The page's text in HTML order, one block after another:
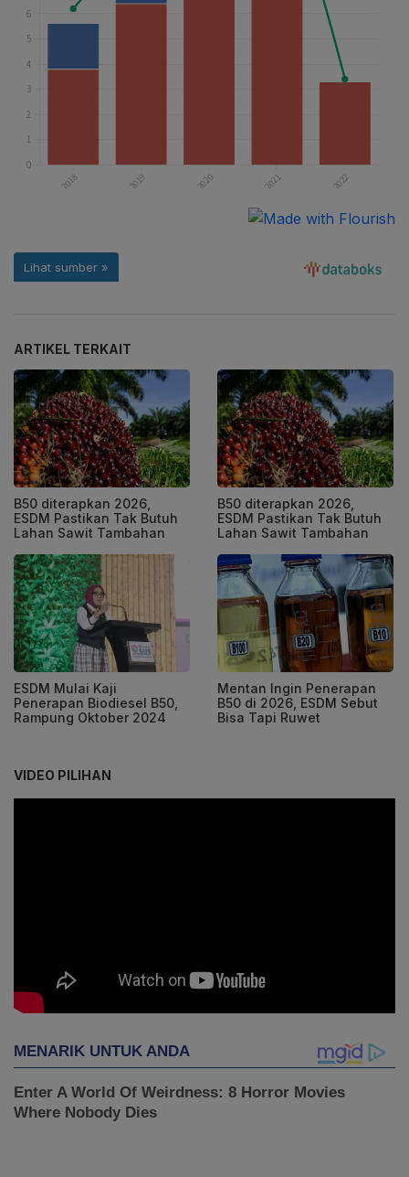
ARTIKEL TERKAIT
B50 diterapkan 2026,
ESDM Pastikan Tak Butuh
Lahan Sawit Tambahan
B50 diterapkan 2026,
ESDM Pastikan Tak Butuh
Lahan Sawit Tambahan
ESDM Mulai Kaji
Penerapan Biodiesel B50,
Rampung Oktober 2024
Mentan Ingin Penerapan
B50 di 2026, ESDM Sebut
Bisa Tapi Ruwet
VIDEO PILIHAN